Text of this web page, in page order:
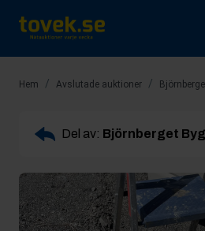
Hem / Avslutade auktioner /
Del av: Björnberget